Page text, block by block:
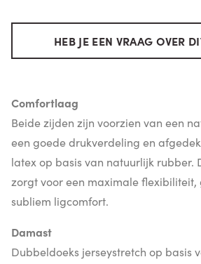
HEB JE EEN VRAAG OVER
Comfortlaag
Beide zijden zijn voorzien van een
een goede drukverdeling en
latex op basis van natuurlijk rubber.
zorgt voor een maximale
subliem ligcomfort.
Damast
Dubbeldoeks jerseystretch op basis